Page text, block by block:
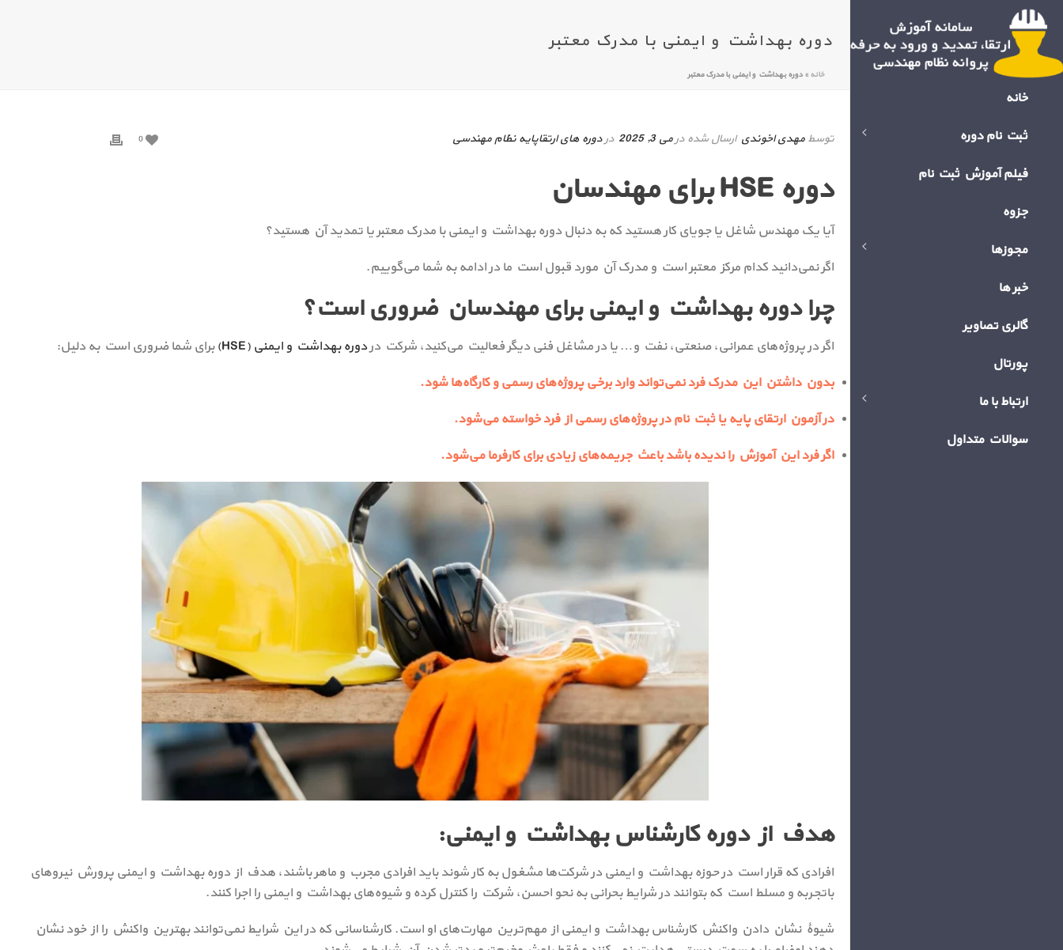
خانه
ثبت نام دوره
فیلم آموزش ثبت نام
جزوه
مجوزها
خبر ها
گالری تصاویر
پورتال
ارتباط با ما
سوالات متداول
دوره بهداشت و ایمنی با مدرک معتبر
خانه » دوره بهداشت و ایمنی با مدرک معتبر
توسطمهدی اخوندی ارسال شده درمی 3, 2025 دردوره های ارتقاپایه نظام مهندسی 0
دوره HSE برای مهندسان
آیا یک مهندس شاغل یا جویای کار هستید که به دنبال دوره بهداشت و ایمنی با مدرک معتبر یا تمدید آن هستید؟
اگر نمی‌دانید کدام مرکز معتبر است و مدرک آن مورد قبول است ما در ادامه به شما می‌گوییم.
چرا دوره بهداشت و ایمنی برای مهندسان ضروری است؟
اگر در پروژه‌های عمرانی، صنعتی، نفت و… یا در مشاغل فنی دیگر فعالیت می‌کنید، شرکت دردوره بهداشت و ایمنی (HSE)
برای شما ضروری است به دلیل:
بدون داشتن این مدرک فرد نمی‌تواند وارد برخی پروژه‌های رسمی و کارگاه‌ها شود.
در آزمون ارتقای پایه یا ثبت نام در پروژه‌های رسمی از فرد خواسته می‌شود.
اگر فرد این آموزش را ندیده باشد باعث جریمه‌های زیادی برای کارفرما می‌شود.
هدف از دوره کارشناس بهداشت و ایمنی:
افرادی که قرار است در حوزه بهداشت و ایمنی در شرکت‌ها مشغول به کار شوند باید افرادی مجرب و ماهر باشند، هدف از دوره بهداشت و ایمنی پرورش نیروهای
باتجربه و مسلط است که بتوانند در شرایط بحرانی به نحو احسن، شرکت را کنترل کرده و شیوه‌های بهداشت و ایمنی را اجرا کنند.
شیوۀ نشان دادن واکنش کارشناس بهداشت و ایمنی از مهم‌ترین مهارت‌های او است. کارشناسانی که در این شرایط نمی‌توانند بهترین واکنش را از خود نشان